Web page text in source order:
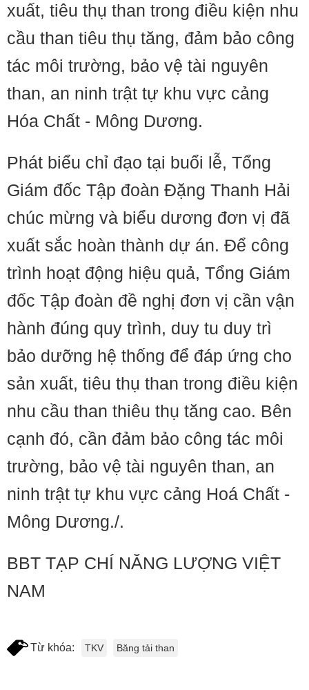
xuất, tiêu thụ than trong điều kiện nhu
cầu than tiêu thụ tăng, đảm bảo công
tác môi trường, bảo vệ tài nguyên
than, an ninh trật tự khu vực cảng
Hóa Chất - Mông Dương.
Phát biểu chỉ đạo tại buổi lễ, Tổng
Giám đốc Tập đoàn Đặng Thanh Hải
chúc mừng và biểu dương đơn vị đã
xuất sắc hoàn thành dự án. Để công
trình hoạt động hiệu quả, Tổng Giám
đốc Tập đoàn đề nghị đơn vị cần vận
hành đúng quy trình, duy tu duy trì
bảo dưỡng hệ thống để đáp ứng cho
sản xuất, tiêu thụ than trong điều kiện
nhu cầu than thiêu thụ tăng cao. Bên
cạnh đó, cần đảm bảo công tác môi
trường, bảo vệ tài nguyên than, an
ninh trật tự khu vực cảng Hoá Chất -
Mông Dương./.
BBT TẠP CHÍ NĂNG LƯỢNG VIỆT
NAM
Từ khóa: TKV Băng tải than